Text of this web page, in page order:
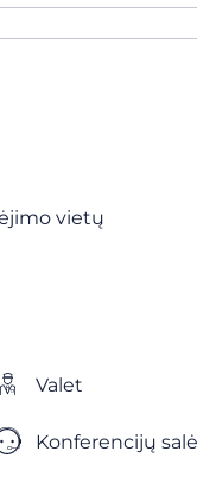
vietų
Valet
Konferencijų salė